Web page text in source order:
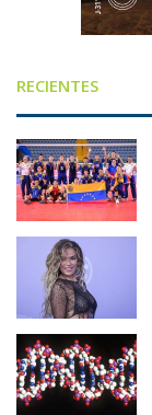
RECIENTES